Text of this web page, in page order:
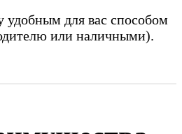
удобным для вас способом
или наличными).